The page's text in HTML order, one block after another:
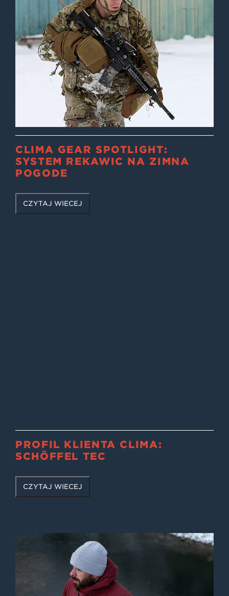
CLIMA GEAR SPOTLIGHT:
SYSTEM RĘKAWIC NA ZIMNĄ
POGODĘ
CZYTAJ WIĘCEJ
PROFIL KLIENTA CLIMA:
SCHÖFFEL TEC
CZYTAJ WIĘCEJ